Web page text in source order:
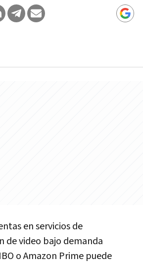
en servicios de
de video bajo demanda
o Amazon Prime puede